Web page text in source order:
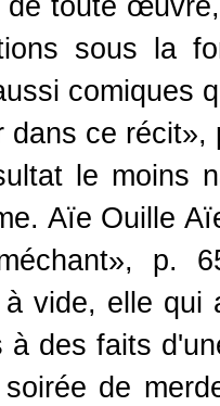
de toute
sous la
comiques
dans ce
le moins
Aïe Ouille
p.
vide, elle qui
à des faits
de